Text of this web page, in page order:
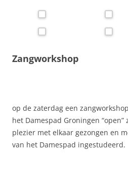
Zangworkshop
op de zaterdag een
het Damespad Groningen
plezier met elkaar gezongen en
van het Damespad ingestudeerd.